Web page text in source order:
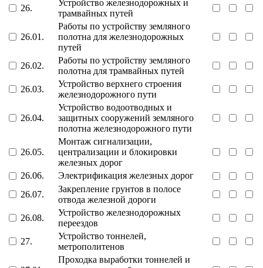
26.
Устройство железнодорожных и
трамвайных путей
26.01.
Работы по устройству земляного
полотна для железнодорожных
путей
26.02.
Работы по устройству земляного
полотна для трамвайных путей
26.03.
Устройство верхнего строения
железнодорожного пути
26.04.
Устройство водоотводных и
защитных сооружений земляного
полотна железнодорожного пути
26.05.
Монтаж сигнализации,
централизации и блокировки
железных дорог
26.06.
Электрификация железных дорог
26.07.
Закрепление грунтов в полосе
отвода железной дороги
26.08.
Устройство железнодорожных
переездов
27.
Устройство тоннелей,
метрополитенов
Проходка выработки тоннелей и